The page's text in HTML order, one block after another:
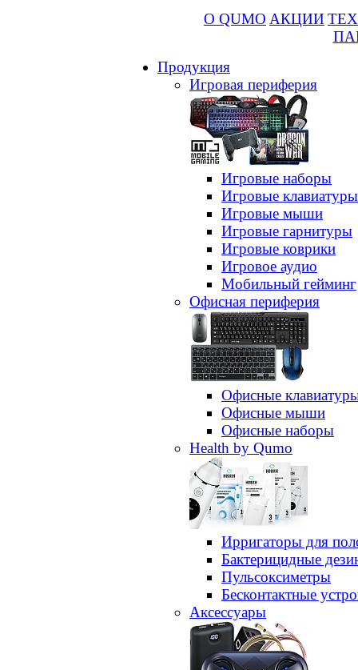
О QUMO АКЦИИ
Продукция
Игровая периферия
Игровые наборы
Игровые клавиатуры
Игровые мыши
Игровые гарнитуры
Игровые коврики
Игровое аудио
Мобильный гейминг
Офисная периферия
Офисные
Офисные мыши
Офисные наборы
Health by Qumo
Ирригаторы для
Бактерицидные
Пульсоксиметры
Бесконтактные
Аксессуары